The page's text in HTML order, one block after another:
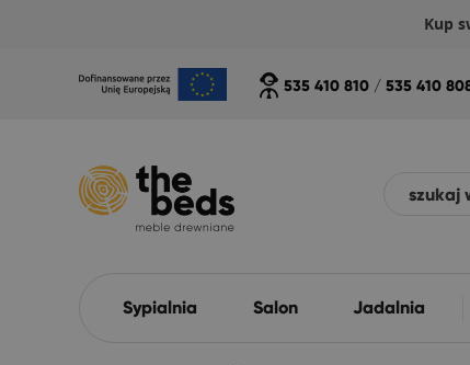
Kup
535 410 810 / 535 410
Sypialnia Salon Jadalnia